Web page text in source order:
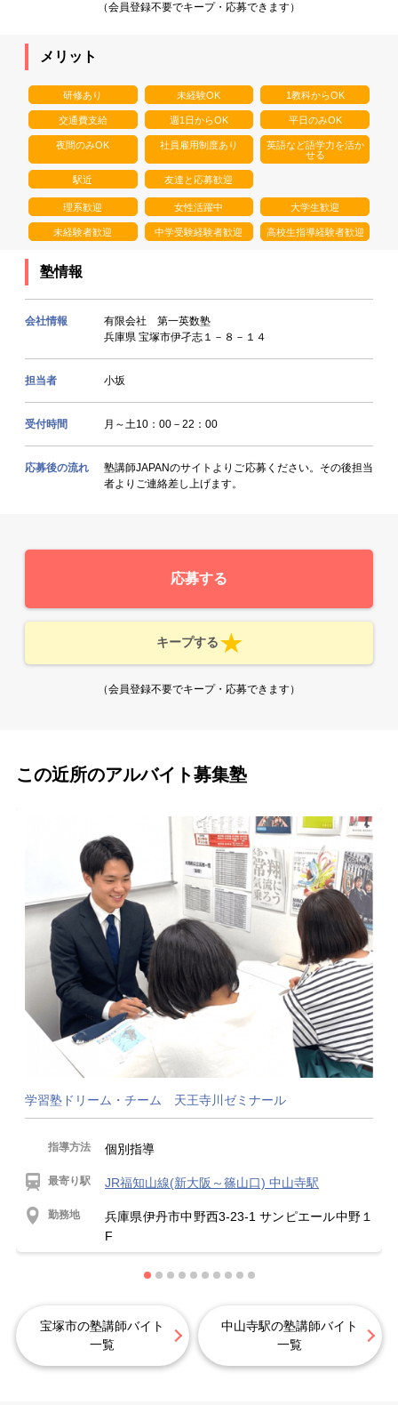
（会員登録不要でキープ・応募できます）
メリット
研修あり 未経験OK 1教科からOK
交通費支給 週1日からOK 平日のみOK
夜間のみOK 社員雇用制度あり
英語など語学力を活か
せる
駅近 友達と応募歓迎
理系歓迎 女性活躍中 大学生歓迎
未経験者歓迎 中学受験経験者歓迎 高校生指導経験者歓迎
塾情報
会社情報
有限会社 第一英数塾
兵庫県 宝塚市伊孑志１－８－１４
担当者 小坂
受付時間 月～土10：00－22：00
応募後の流れ
塾講師JAPANのサイトよりご応募ください。その後担当
者よりご連絡差し上げます。
応募する
キープする
（会員登録不要でキープ・応募できます）
この近所のアルバイト募集塾
学習塾ドリーム・チーム 天王寺川ゼミナール
指導方法 個別指導
最寄り駅 JR福知山線(新大阪～篠山口) 中山寺駅
勤務地
兵庫県伊丹市中野西3-23-1 サンピエール中野１
F
宝塚市の塾講師バイト
一覧
中山寺駅の塾講師バイト
一覧